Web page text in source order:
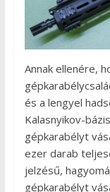
Annak ellenére,
és a lengyel
Kalasnyikov-
gépkarabélyt
ezer darab
jelzésű,
gépkarabélyt